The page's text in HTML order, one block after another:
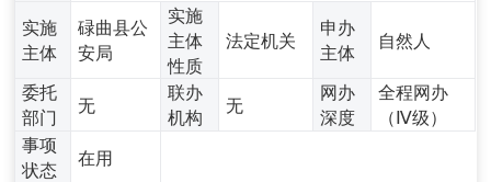
实施
主体
碌曲县公
安局
实施
主体
性质
法定机关
申办
主体
自然人
委托
部门
无
联办
机构
无
网办
深度
全程网办
（Ⅳ级）
事项
状态
在用